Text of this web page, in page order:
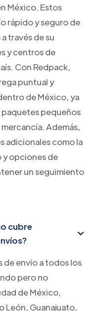
México. Estos
rápido y seguro de
través de su
y centros de
Con Redpack,
puntual y
de México, ya
paquetes pequeños
Además,
adicionales como la
opciones de
un seguimiento
cubre
de envío a todos los
pero no
de México,
León, Guanajuato,